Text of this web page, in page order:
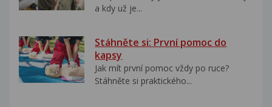
a kdy už je...
Stáhněte si: První pomoc do
kapsy
Jak mít první pomoc vždy po ruce?
Stáhněte si praktického...